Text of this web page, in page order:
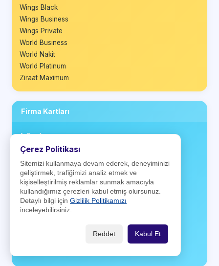
Wings Black
Wings Business
Wings Private
World Business
World Nakit
World Platinum
Ziraat Maximum
Firma Kartları
A Card
Antares Kart
Aytemiz Kart
BP Club Card
CarrefourSA Kart
Kartuş
Ki! Kart
Çerez Politikası
Sitemizi kullanmaya devam ederek, deneyiminizi
geliştirmek, trafiğimizi analiz etmek ve
kişiselleştirilmiş reklamlar sunmak amacıyla
kullandığımız çerezleri kabul etmiş olursunuz.
Detaylı bilgi için Gizlilik Politikamızı
inceleyebilirsiniz.
Reddet Kabul Et